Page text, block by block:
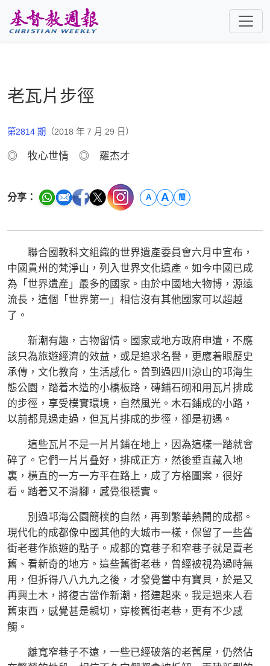
老瓦片步徑
第2814 期 （2018 年 7 月 29 日）
◎ 牧心世情 ◎ 羅杰才
分享： A A 簡
聯合國教科文組織的世界遺產委員會六月中宣布，
中國貴州的梵淨山，列入世界文化遺產。如今中國已成
為「世界遺產」最多的國家。由於中國地大物博，源遠
流長，這個「世界第一」相信沒有其他國家可以超越
了。
新潮有趣，古物留情。國家或地方政府申遺，不應
該只為旅遊經濟的效益，或是追求名譽，更應着眼歷史
承傳，文化教育，生活感化。曾到過四川涼山的邛海生
態公園，踏着木造的小橋板路，磚鋪石砌和用瓦片排成
的步徑，享受樸實環境，自然風光。木石鋪成的小路，
以前都見過走過，但瓦片排成的步徑，卻是初遇。
這些瓦片不是一片片鋪在地上，因為這樣一踏就會
碎了。它們一片片叠好，排成正方，然後垂直藏入地
裏，橫直的一方一方平在路上，成了方格圖案，很好
看。踏着又不滑腳，感覺很穩實。
別過邛海公園簡樸的自然，再到繁華熱鬧的成都。
現代化的成都像中國其他的大城市一樣，保留了一些舊
街老巷作旅遊的點子。成都的寬巷子和窄巷子就是賣老
舊、看新奇的地方。這些舊街老巷，曾經被視為過時無
用，但拆得八八九九之後，才發覺當中有寶貝，於是又
再興土木，將復古當作新潮，搭建起來。我是過來人看
舊東西，感覺甚是親切，穿梭舊街老巷，更有不少感
觸。
離寬窄巷子不遠，一些已經破落的老舊屋，仍然佔